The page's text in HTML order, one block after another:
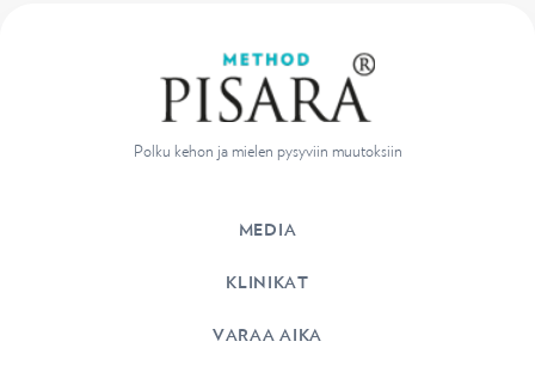
Polku kehon ja mielen pysyviin muutoksiin
MEDIA
KLINIKAT
VARAA AIKA